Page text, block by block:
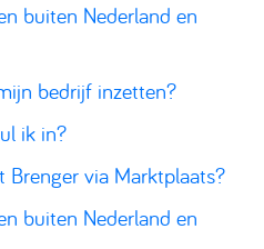
buiten Nederland en
bedrijf inzetten?
ik in?
Brenger via Marktplaats?
buiten Nederland en